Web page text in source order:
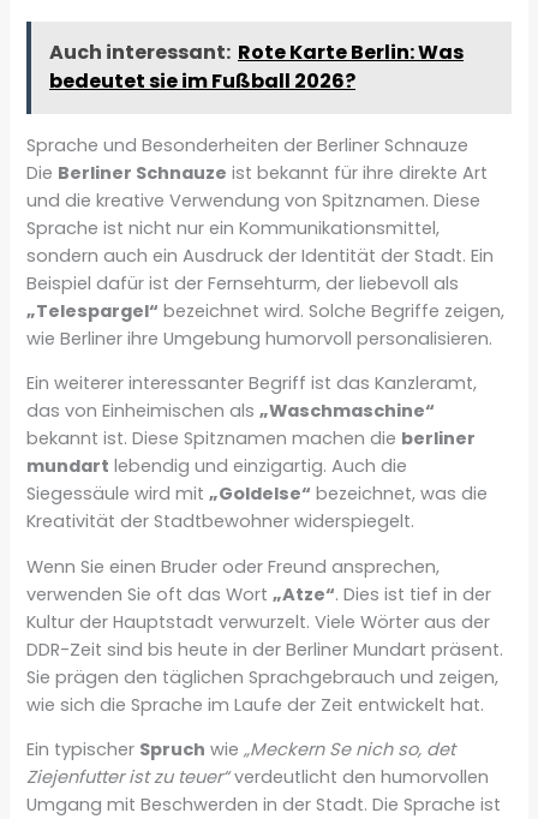
Auch interessant: Rote Karte Berlin: Was
bedeutet sie im Fußball 2026?
Sprache und Besonderheiten der Berliner Schnauze
Die Berliner Schnauze ist bekannt für ihre direkte Art
und die kreative Verwendung von Spitznamen. Diese
Sprache ist nicht nur ein Kommunikationsmittel,
sondern auch ein Ausdruck der Identität der Stadt. Ein
Beispiel dafür ist der Fernsehturm, der liebevoll als
„Telespargel“ bezeichnet wird. Solche Begriffe zeigen,
wie Berliner ihre Umgebung humorvoll personalisieren.
Ein weiterer interessanter Begriff ist das Kanzleramt,
das von Einheimischen als„Waschmaschine“
bekannt ist. Diese Spitznamen machen die berliner
mundart lebendig und einzigartig. Auch die
Siegessäule wird mit„Goldelse“ bezeichnet, was die
Kreativität der Stadtbewohner widerspiegelt.
Wenn Sie einen Bruder oder Freund ansprechen,
verwenden Sie oft das Wort„Atze“. Dies ist tief in der
Kultur der Hauptstadt verwurzelt. Viele Wörter aus der
DDR-Zeit sind bis heute in der Berliner Mundart präsent.
Sie prägen den täglichen Sprachgebrauch und zeigen,
wie sich die Sprache im Laufe der Zeit entwickelt hat.
Ein typischer Spruch wie„Meckern Se nich so, det
Ziejenfutter ist zu teuer“verdeutlicht den humorvollen
Umgang mit Beschwerden in der Stadt. Die Sprache ist